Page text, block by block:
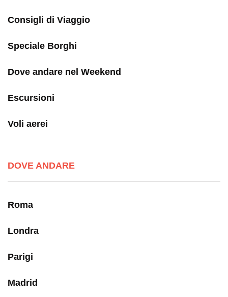
Consigli di Viaggio
Speciale Borghi
Dove andare nel Weekend
Escursioni
Voli aerei
DOVE ANDARE
Roma
Londra
Parigi
Madrid